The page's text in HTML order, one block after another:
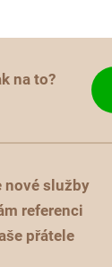
na to?
nové služby
referenci
přátele